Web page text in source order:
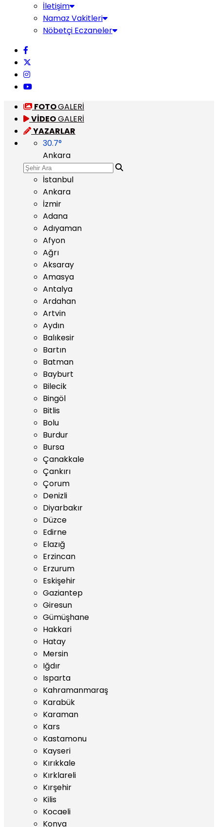
İletişim
Namaz Vakitleri
Nöbetçi Eczaneler
FOTOGALERİ
VİDEOGALERİ
YAZARLAR
30.7°
Ankara
İstanbul
Ankara
İzmir
Adana
Adıyaman
Afyon
Ağrı
Aksaray
Amasya
Antalya
Ardahan
Artvin
Aydın
Balıkesir
Bartın
Batman
Bayburt
Bilecik
Bingöl
Bitlis
Bolu
Burdur
Bursa
Çanakkale
Çankırı
Çorum
Denizli
Diyarbakır
Düzce
Edirne
Elazığ
Erzincan
Erzurum
Eskişehir
Gaziantep
Giresun
Gümüşhane
Hakkari
Hatay
Mersin
Iğdır
Isparta
Kahramanmaraş
Karabük
Karaman
Kars
Kastamonu
Kayseri
Kırıkkale
Kırklareli
Kırşehir
Kilis
Kocaeli
Konya